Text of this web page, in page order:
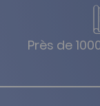
Près de